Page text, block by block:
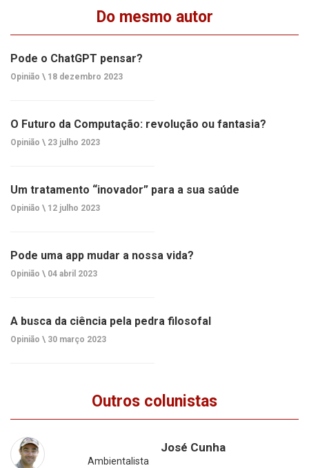
Do mesmo autor
Pode o ChatGPT pensar?
Opinião \ 18 dezembro 2023
O Futuro da Computação: revolução ou fantasia?
Opinião \ 23 julho 2023
Um tratamento “inovador” para a sua saúde
Opinião \ 12 julho 2023
Pode uma app mudar a nossa vida?
Opinião \ 04 abril 2023
A busca da ciência pela pedra filosofal
Opinião \ 30 março 2023
Outros colunistas
José Cunha
Ambientalista